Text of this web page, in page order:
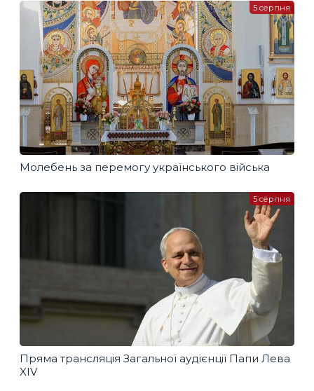
Молебень за перемогу українського війська
5 серпня
Пряма трансляція Загальної аудієнції Папи Лева
XIV
5 серпня